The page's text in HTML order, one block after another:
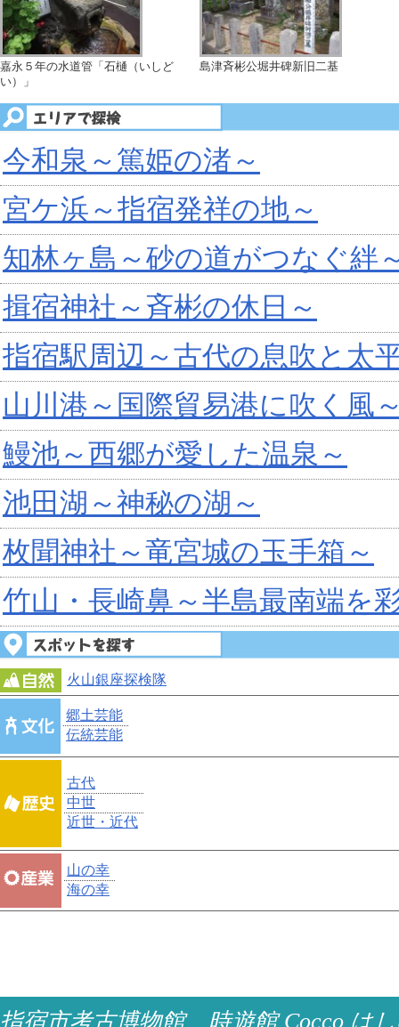
嘉永５年の水道管「石樋（いしど
い）」
島津斉彬公堀井碑新旧二基
今和泉～篤姫の渚～
宮ケ浜～指宿発祥の地～
知林ヶ島～砂の道がつなぐ絆
揖宿神社～斉彬の休日～
指宿駅周辺～古代の息吹と太
山川港～国際貿易港に吹く風
鰻池～西郷が愛した温泉～
池田湖～神秘の湖～
枚聞神社～竜宮城の玉手箱～
竹山・長崎鼻～半島最南端を
火山銀座探検隊
郷土芸能
伝統芸能
古代
中世
近世・近代
山の幸
海の幸
指宿市考古博物館 時遊館 Cocco は